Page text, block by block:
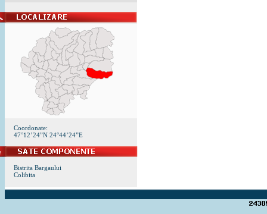
Coordonate:
47°12’24”N 24°44’24”E
Bistrita Bargaului
Colibita